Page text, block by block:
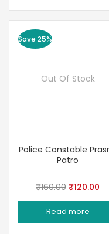
Save 25%
Out Of Stock
Police Constable
Patro
₹160.00 Original
price
was:
₹120.00
Read more